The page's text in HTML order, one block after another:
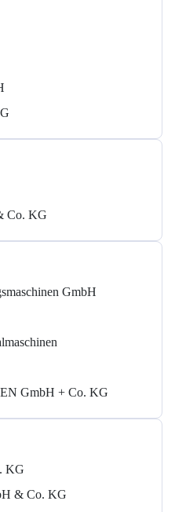
Co. KG
GmbH
GmbH + Co. KG
KG
& Co. KG